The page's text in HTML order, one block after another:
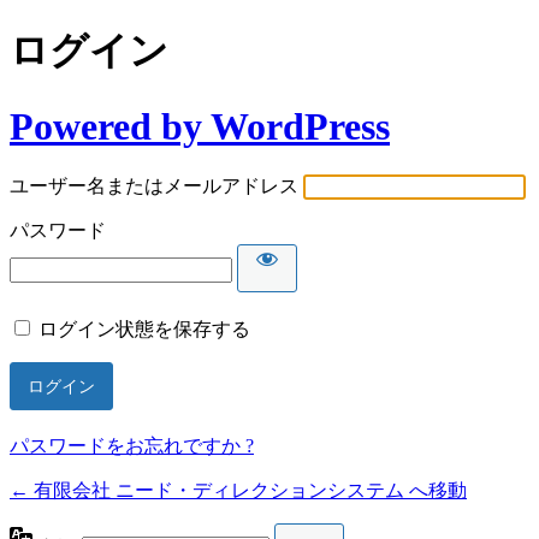
ログイン
Powered by WordPress
ユーザー名またはメールアドレス
パスワード
ログイン状態を保存する
パスワードをお忘れですか ?
← 有限会社 ニード・ディレクションシステム へ移動